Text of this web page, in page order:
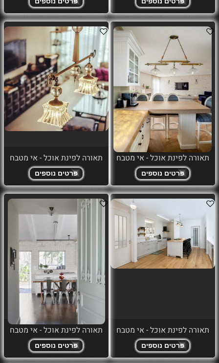
תאורה לפינת אוכל - אי מטבח
פרטים נוספים
תאורה לפינת אוכל - אי מטבח
פרטים נוספים
תאורה לפינת אוכל - אי מטבח
פרטים נוספים
תאורה לפינת אוכל - אי מטבח
פרטים נוספים